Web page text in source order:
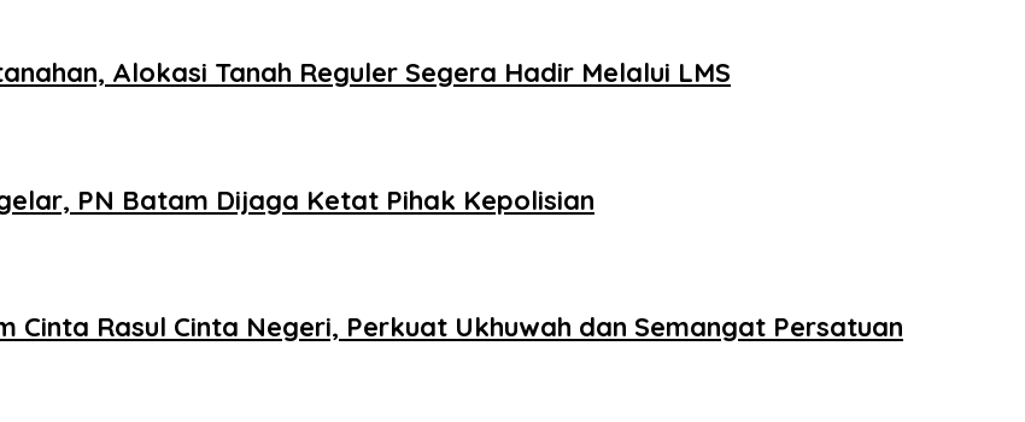
Alokasi Tanah Reguler Segera Hadir Melalui LMS
PN Batam Dijaga Ketat Pihak Kepolisian
Cinta Rasul Cinta Negeri, Perkuat Ukhuwah dan Semangat Persatuan